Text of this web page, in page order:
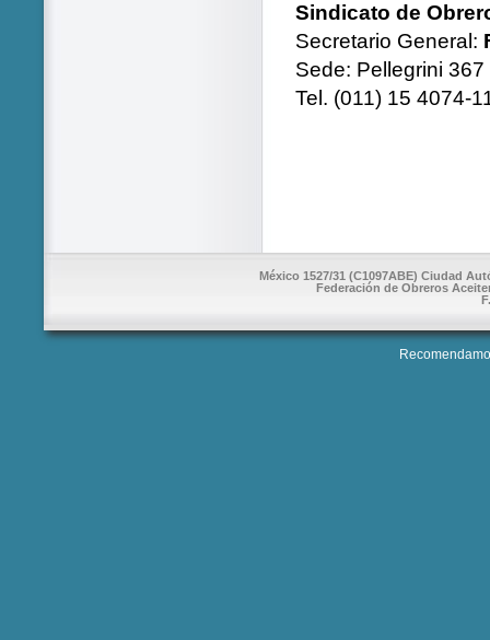
Sindicato de
Secretario General:
Sede: Pellegrini
Tel. (011) 15 4074-
México 1527/31 (C1097ABE) Ciudad
Federación de Obreros